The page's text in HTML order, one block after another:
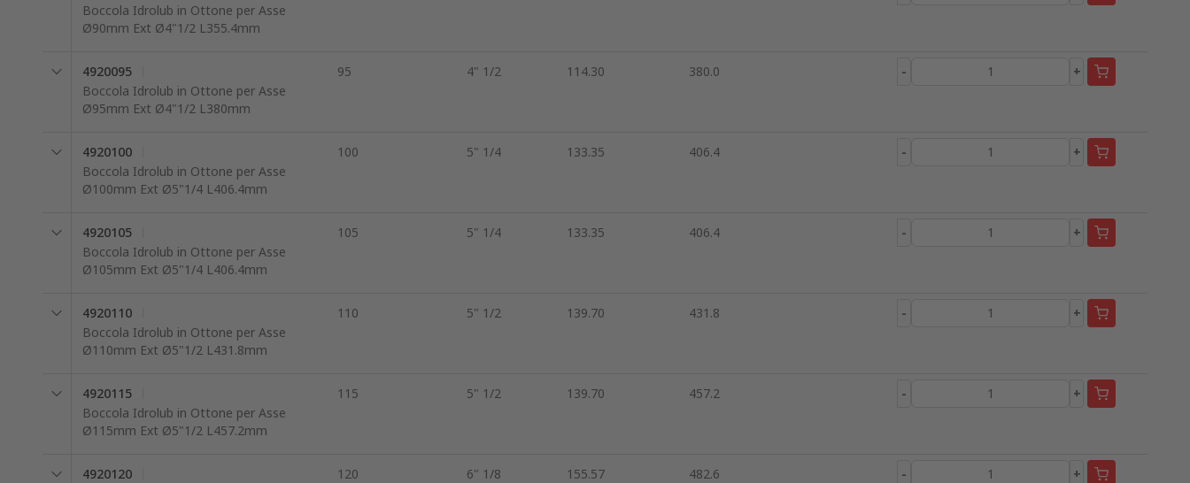
Boccola Idrolub in Ottone per Asse
Ø90mm Ext Ø4"1/2 L355.4mm
4920095
Boccola Idrolub in Ottone per Asse
Ø95mm Ext Ø4"1/2 L380mm
95 4" 1/2 114.30 380.0 - +
4920100
Boccola Idrolub in Ottone per Asse
Ø100mm Ext Ø5"1/4 L406.4mm
100 5" 1/4 133.35 406.4 - +
4920105
Boccola Idrolub in Ottone per Asse
Ø105mm Ext Ø5"1/4 L406.4mm
105 5" 1/4 133.35 406.4 - +
4920110
Boccola Idrolub in Ottone per Asse
Ø110mm Ext Ø5"1/2 L431.8mm
110 5" 1/2 139.70 431.8 - +
4920115
Boccola Idrolub in Ottone per Asse
Ø115mm Ext Ø5"1/2 L457.2mm
115 5" 1/2 139.70 457.2 - +
4920120
120 6" 1/8 155.57 482.6 - +